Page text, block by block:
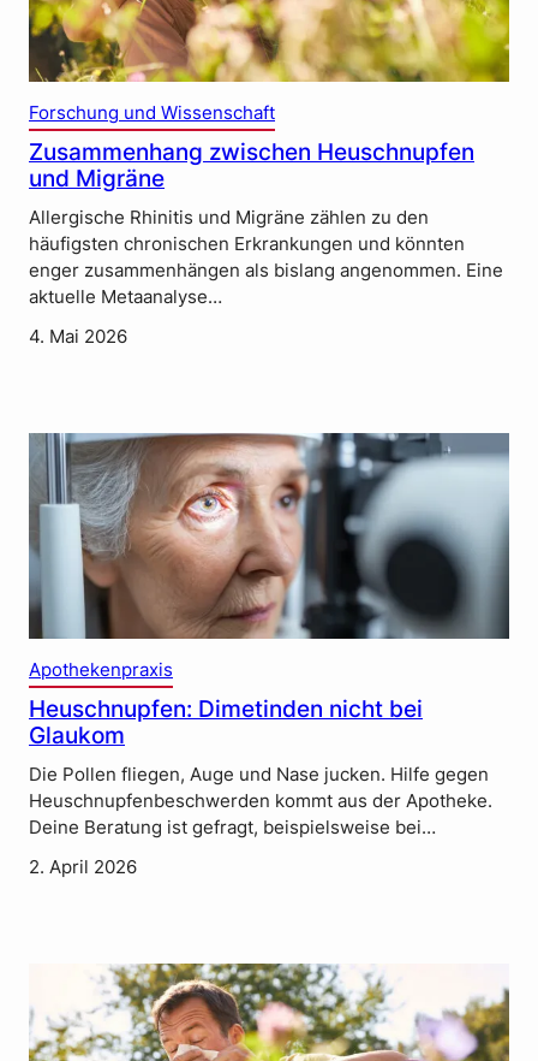
Forschung und Wissenschaft
Zusammenhang zwischen Heuschnupfen
und Migräne
Allergische Rhinitis und Migräne zählen zu den
häufigsten chronischen Erkrankungen und könnten
enger zusammenhängen als bislang angenommen. Eine
aktuelle Metaanalyse…
4. Mai 2026
Apothekenpraxis
Heuschnupfen: Dimetinden nicht bei
Glaukom
Die Pollen fliegen, Auge und Nase jucken. Hilfe gegen
Heuschnupfenbeschwerden kommt aus der Apotheke.
Deine Beratung ist gefragt, beispielsweise bei…
2. April 2026